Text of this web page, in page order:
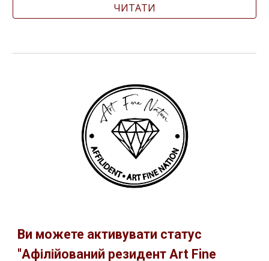
ЧИТАТИ
Ви можете активувати статус
"Афілійований резидент Art Fine